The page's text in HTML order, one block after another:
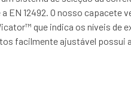
EN 12492. O nosso capacete
que indica os níveis de
facilmente ajustável possui